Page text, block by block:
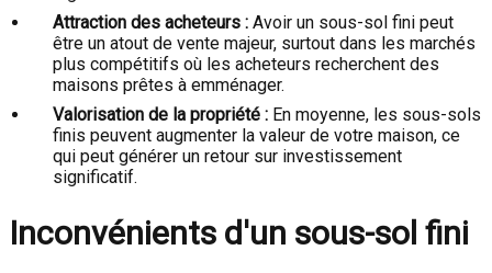
Attraction des acheteurs : Avoir un sous-sol fini peut
être un atout de vente majeur, surtout dans les marchés
plus compétitifs où les acheteurs recherchent des
maisons prêtes à emménager.
Valorisation de la propriété : En moyenne, les sous-sols
finis peuvent augmenter la valeur de votre maison, ce
qui peut générer un retour sur investissement
significatif.
Inconvénients d'un sous-sol fini